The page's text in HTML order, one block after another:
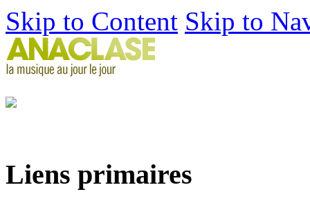
Skip to Content Skip to
Liens primaires